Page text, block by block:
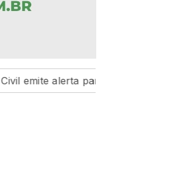
para risco de tempestades na